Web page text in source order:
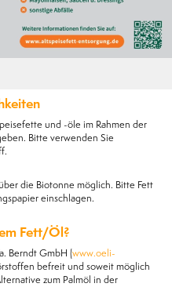
und -öle im Rahmen der
Bitte verwenden Sie
die Biotonne möglich. Bitte Fett
einschlagen.
Fett/Öl?
Berndt GmbH (www.oeli-
befreit und soweit möglich
zum Palmöl in der